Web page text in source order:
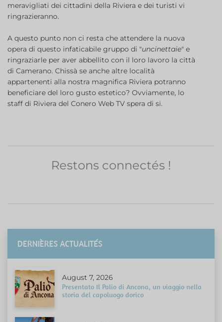
meravigliati dei cittadini della Riviera e dei turisti vi
ringrazieranno.
A questo punto non ci resta che attendere la nuova
opera di questo infaticabile gruppo di "uncinettaie" e
ringraziarle per aver abbellito con il loro lavoro la città
di Camerano. Chissà se anche altre località
appartenenti alla nostra magnifica Riviera potranno
beneficiare del loro gusto estetico? Ovviamente, lo
staff di Riviera del Conero Web TV spera di si.
Restons connectés !
DERNIÈRES ACTUALITÉS
August 7, 2026
Presentato Il Palio di Ancona, un viaggio nella
storia del capoluogo dorico